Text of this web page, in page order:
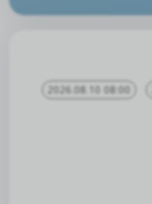
2026.08.10 08:00